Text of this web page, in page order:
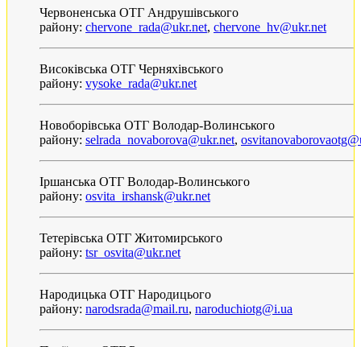
Червоненська ОТГ Андрушівського
району: chervone_rada@ukr.net, chervone_hv@ukr.net
Високівська ОТГ Черняхівського
району: vysoke_rada@ukr.net
Новоборівська ОТГ Володар-Волинського
району: selrada_novaborova@ukr.net,
Іршанська ОТГ Володар-Волинського
району: osvita_irshansk@ukr.net
Тетерівська ОТГ Житомирського
району: tsr_osvita@ukr.net
Народицька ОТГ Народицього
району: narodsrada@mail.ru, naroduchiotg@i.ua